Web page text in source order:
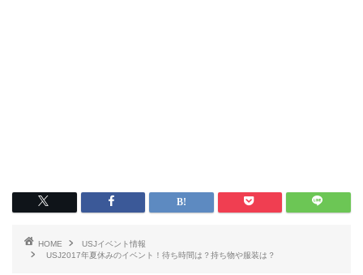
HOME
USJイベント情報
USJ2017年夏休みのイベント！待ち時間は？持ち物や服装は？